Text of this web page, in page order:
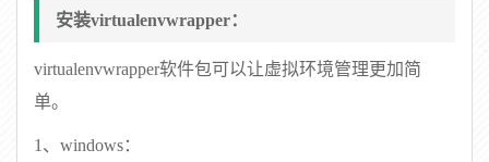
安装virtualenvwrapper：
virtualenvwrapper软件包可以让虚拟环境管理更加简
单。
1、windows：